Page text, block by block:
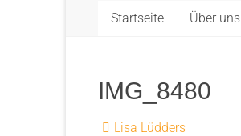
Jürgen
für
eine
starke
Startseite Über uns
IMG_8480
Lisa Lüdders